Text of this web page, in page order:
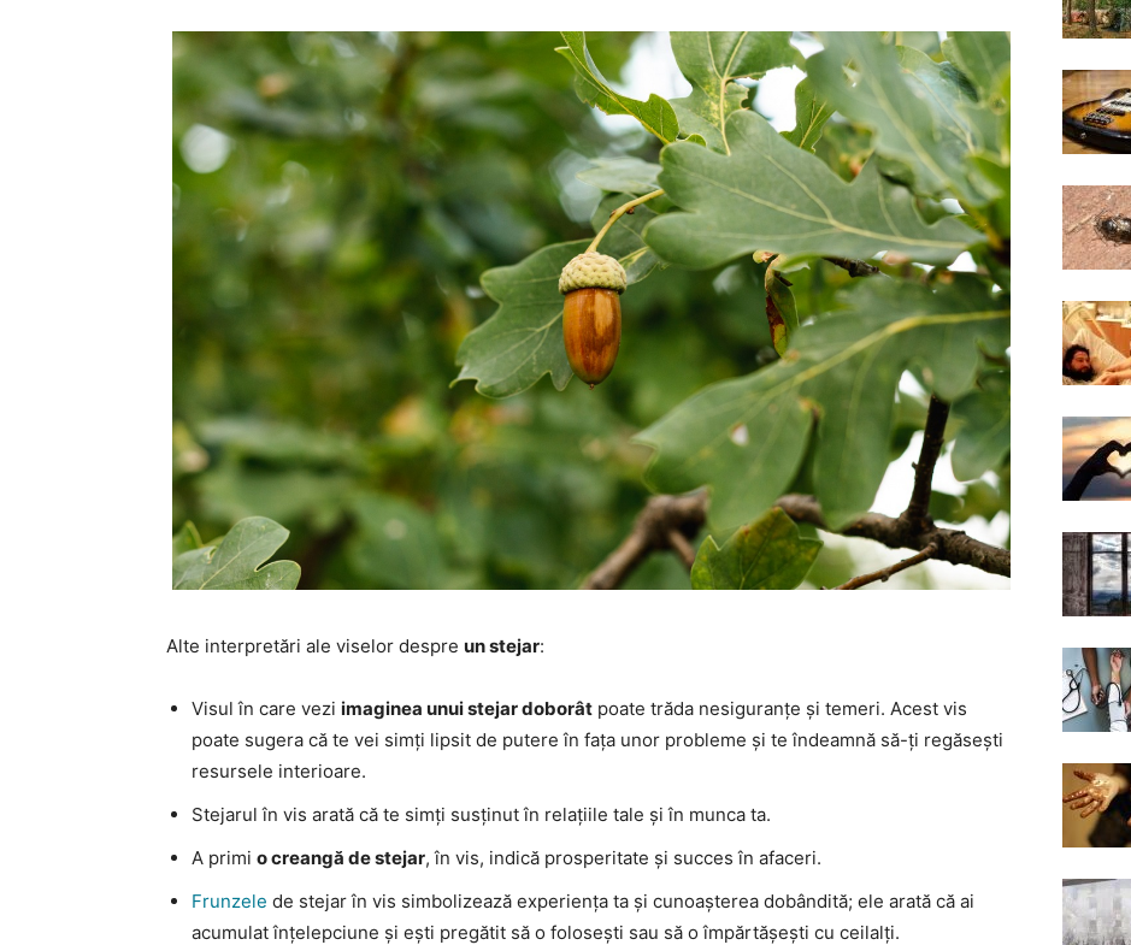
Alte interpretări ale viselor despre un stejar:
Visul în care vezi imaginea unui stejar doborât poate trăda nesiguranțe și temeri. Acest vis
poate sugera că te vei simți lipsit de putere în fața unor probleme și te îndeamnă să-ți regăsești
resursele interioare.
Stejarul în vis arată că te simți susținut în relațiile tale și în munca ta.
A primi o creangă de stejar, în vis, indică prosperitate și succes în afaceri.
Frunzele de stejar în vis simbolizează experiența ta și cunoașterea dobândită; ele arată că ai
acumulat înțelepciune și ești pregătit să o folosești sau să o împărtășești cu ceilalți.